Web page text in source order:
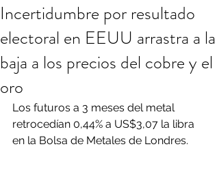
Incertidumbre por resultado
electoral en EEUU arrastra a la
baja a los precios del cobre y el
oro
Los futuros a 3 meses del metal
retrocedían 0,44% a US$3,07 la libra
en la Bolsa de Metales de Londres.